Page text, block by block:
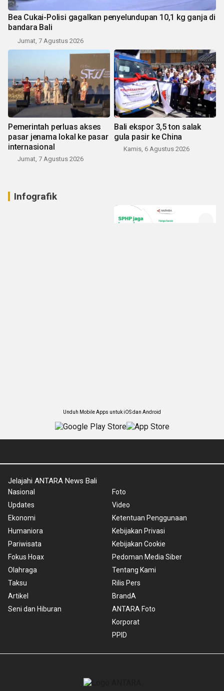
Bea Cukai-Polisi gagalkan penyelundupan 10,1 kg ganja di
bandara Bali
Jumat, 7 Agustus 2026
Pemerintah perluas akses
pasar jenama lokal ke pasar
internasional
Jumat, 7 Agustus 2026
Bali ekspor 3,5 ton salak
gula pasir ke China
Kamis, 6 Agustus 2026
Infografik
Unduh Mobile Apps untuk iOS dan Android
Jelajahi ANTARA News Bali
Nasional
Updates
Ekonomi
Humaniora
Pariwisata
Fokus Hoax
Olahraga
Taksu
Artikel
Seni dan Hiburan
Foto
Video
Ketentuan Penggunaan
Kebijakan Privasi
Kebijakan Cookie
Pedoman Media Siber
Tentang Kami
Rilis Pers
BrandA
ANTARA Foto
Korporat
PPID